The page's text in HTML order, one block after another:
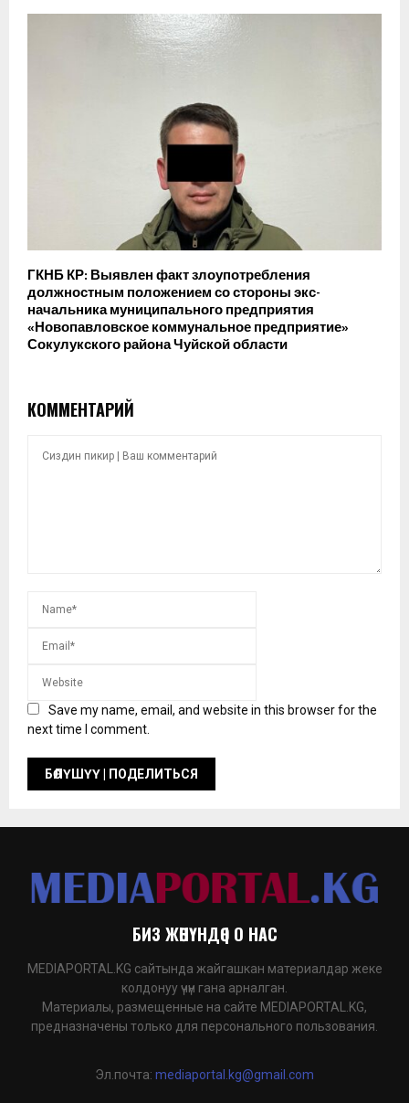
ГКНБ КР: Выявлен факт злоупотребления
должностным положением со стороны экс-
начальника муниципального предприятия
«Новопавловское коммунальное предприятие»
Сокулукского района Чуйской области
КОММЕНТАРИЙ
Save my name, email, and website in this browser for the
next time I comment.
БИЗ ЖӨНҮНДӨ | О НАС
MEDIAPORTAL.KG сайтында жайгашкан материалдар жеке
колдонуу үчүн гана арналган.
Материалы, размещенные на сайте MEDIAPORTAL.KG,
предназначены только для персонального пользования.
Эл.почта: mediaportal.kg@gmail.com